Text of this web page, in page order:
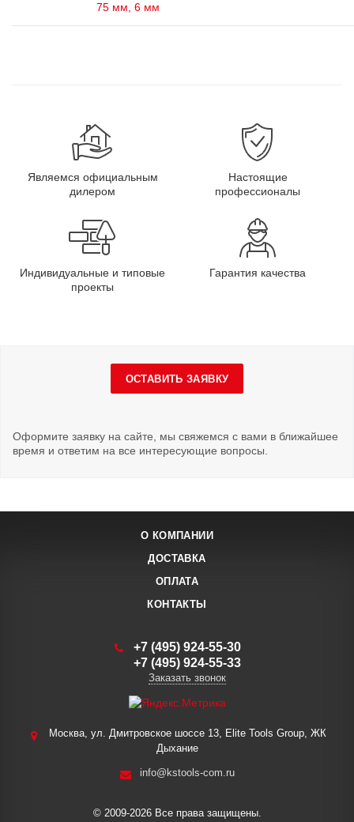
75 мм, 6 мм
Являемся официальным
дилером
Настоящие
профессионалы
Индивидуальные и типовые
проекты
Гарантия качества
ОСТАВИТЬ ЗАЯВКУ
Оформите заявку на сайте, мы свяжемся с вами в ближайшее
время и ответим на все интересующие вопросы.
О КОМПАНИИ
ДОСТАВКА
ОПЛАТА
КОНТАКТЫ
+7 (495) 924-55-30
+7 (495) 924-55-33
Заказать звонок
Москва, ул. Дмитровское шоссе 13, Elite Tools Group, ЖК
Дыхание
info@kstools-com.ru
© 2009-2026 Все права защищены.